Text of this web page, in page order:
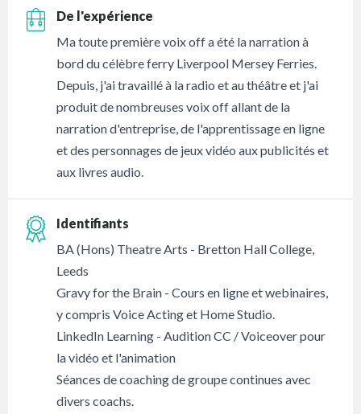
De l'expérience
Ma toute première voix off a été la narration à
bord du célèbre ferry Liverpool Mersey Ferries.
Depuis, j'ai travaillé à la radio et au théâtre et j'ai
produit de nombreuses voix off allant de la
narration d'entreprise, de l'apprentissage en ligne
et des personnages de jeux vidéo aux publicités et
aux livres audio.
Identifiants
BA (Hons) Theatre Arts - Bretton Hall College,
Leeds
Gravy for the Brain - Cours en ligne et webinaires,
y compris Voice Acting et Home Studio.
LinkedIn Learning - Audition CC / Voiceover pour
la vidéo et l'animation
Séances de coaching de groupe continues avec
divers coachs.